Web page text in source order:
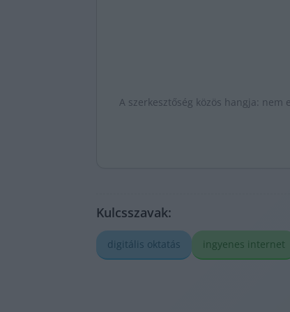
A szerkesztőség közös hangja:
Kulcsszavak:
digitális oktatás ingyenes internet